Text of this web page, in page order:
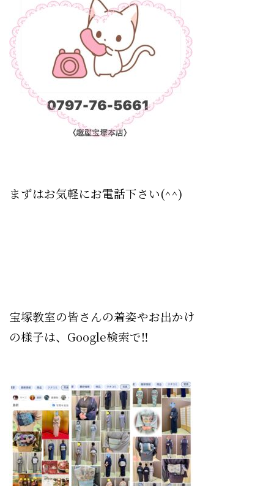
まずはお気軽にお電話下さい(^^)
宝塚教室の皆さんの着姿やお出かけ
の様子は、Google検索で‼︎